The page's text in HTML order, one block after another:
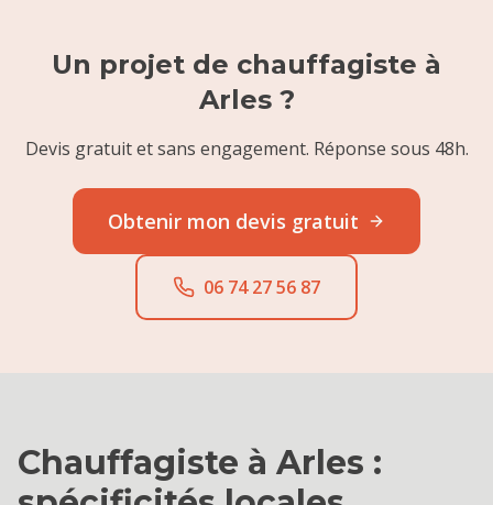
Un projet de chauffagiste à
Arles?
Devis gratuit et sans engagement. Réponse sous 48h.
Obtenir mon devis gratuit
06 74 27 56 87
Chauffagiste à Arles :